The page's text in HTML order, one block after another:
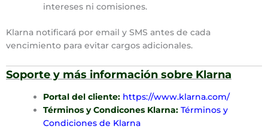
intereses ni comisiones.
Klarna notificará por email y SMS antes de cada
vencimiento para evitar cargos adicionales.
Soporte y más información sobre Klarna
Portal del cliente: https://www.klarna.com/
Términos y Condicones Klarna: Términos y
Condiciones de Klarna